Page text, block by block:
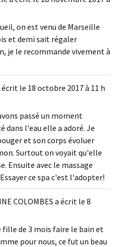
on est venu de Marseille
et demi sait régaler
je le recommande vivement à
écrit le 18 octobre 2017à 11 h
passé un moment
l'eau elle a adoré. Je
et son corps évoluer
Surtout on voyait qu'elle
Ensuite avec le massage
ce spa c'est l'adopter!
COLOMBES a écrit le 8
de 3 mois faire le bain et
pour nous, ce fut un beau